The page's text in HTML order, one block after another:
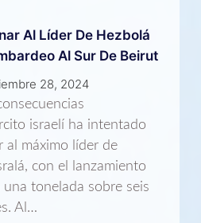
Al Líder De Hezbolá
Al Sur De Beirut
28, 2024
israelí ha intentado
al máximo líder de
con el lanzamiento
tonelada sobre seis
Al…